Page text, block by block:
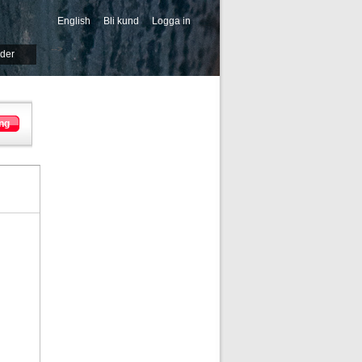
English Bli kund Logga in
-->